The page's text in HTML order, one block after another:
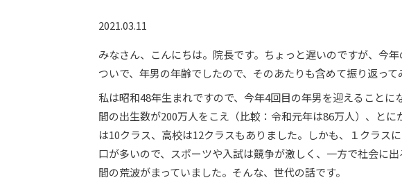
2021.03.11
みなさん、こんにちは。院長です。ちょっと遅いのですが、今年
ついで、年男の年齢でしたので、そのあたりも含めて振り返って
私は昭和48年生まれですので、今年4回目の年男を迎えること
間の出生数が200万人をこえ（比較：令和元年は86万人）、と
は10クラス、高校は12クラスもありました。しかも、１クラス
口が多いので、スポーツや入試は競争が激しく、一方で社会に
間の荒波がまっていました。そんな、世代の話です。